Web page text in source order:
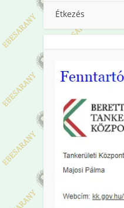
Étkezés